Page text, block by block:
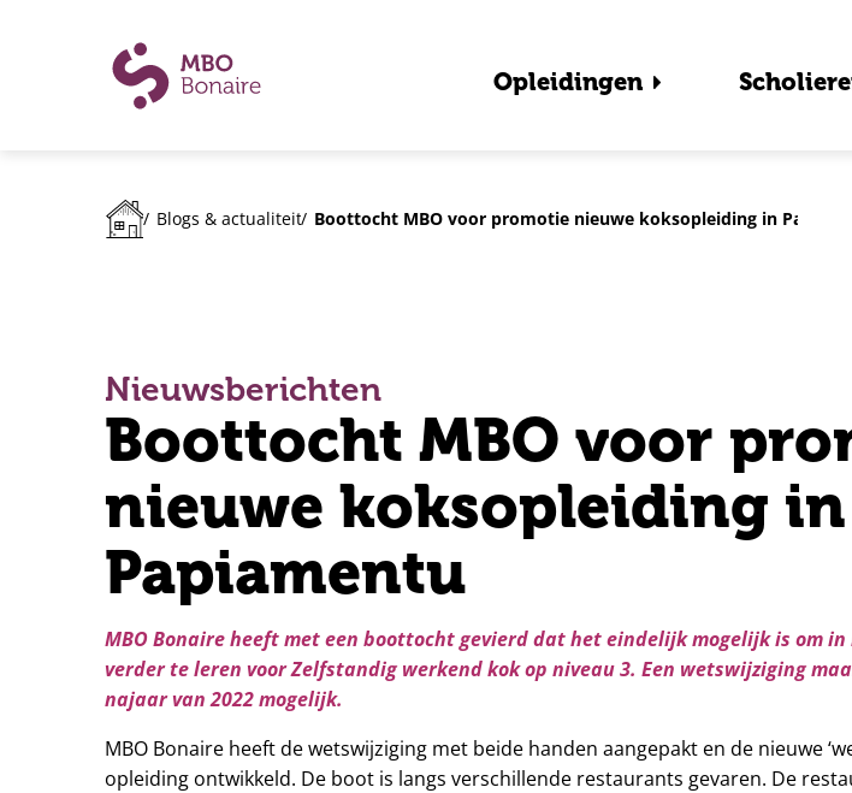
Opleidingen
/ Blogs & actualiteiten
/ Boottocht MBO voor promotie nieuwe koksopleiding in
Nieuwsberichten
Boottocht MBO voor
nieuwe koksopleiding in
Papiamentu
MBO Bonaire heeft met een boottocht gevierd dat het eindelijk mogelijk is om
verder te leren voorZelfstandig werkend kokop niveau 3. Een wetswijziging
najaar van 2022 mogelijk.
MBO Bonaire heeft de wetswijziging met beide handen aangepakt en de nieuwe
opleiding ontwikkeld. De boot is langs verschillende restaurants gevaren. De